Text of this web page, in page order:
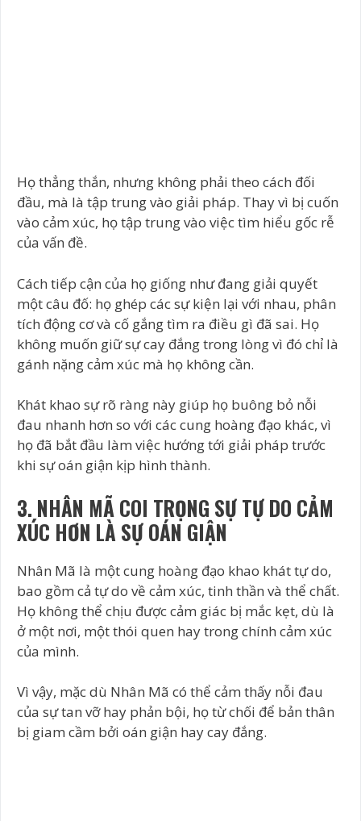
Họ thẳng thắn, nhưng không phải theo cách đối
đầu, mà là tập trung vào giải pháp. Thay vì bị cuốn
vào cảm xúc, họ tập trung vào việc tìm hiểu gốc rễ
của vấn đề.
Cách tiếp cận của họ giống như đang giải quyết
một câu đố: họ ghép các sự kiện lại với nhau, phân
tích động cơ và cố gắng tìm ra điều gì đã sai. Họ
không muốn giữ sự cay đắng trong lòng vì đó chỉ là
gánh nặng cảm xúc mà họ không cần.
Khát khao sự rõ ràng này giúp họ buông bỏ nỗi
đau nhanh hơn so với các cung hoàng đạo khác, vì
họ đã bắt đầu làm việc hướng tới giải pháp trước
khi sự oán giận kịp hình thành.
3. NHÂN MÃ COI TRỌNG SỰ TỰ DO CẢM
XÚC HƠN LÀ SỰ OÁN GIẬN
Nhân Mã là một cung hoàng đạo khao khát tự do,
bao gồm cả tự do về cảm xúc, tinh thần và thể chất.
Họ không thể chịu được cảm giác bị mắc kẹt, dù là
ở một nơi, một thói quen hay trong chính cảm xúc
của mình.
Vì vậy, mặc dù Nhân Mã có thể cảm thấy nỗi đau
của sự tan vỡ hay phản bội, họ từ chối để bản thân
bị giam cầm bởi oán giận hay cay đắng.